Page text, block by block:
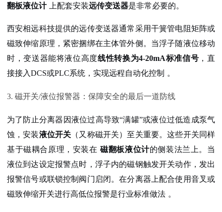
翻板液位计
上配套安装远传变送器是非常必要的。
西安相远科技提供的远传变送器通常采用干簧管电阻矩阵或
磁致伸缩原理，紧密捆绑在主体管外侧。当浮子随液位移动
时，变送器能将液位高度线性转换为4-20mA标准信号 ，直
接接入DCS或PLC系统，实现远程自动化控制
。
3. 磁开关/液位报警器：保障安全的最后一道防线
为了防止分离器因液位过高导致“满罐”或液位过低造成泵气
蚀，安装液位开关 （又称磁开关）至关重要。这些开关同样
基于磁耦合原理，安装在 磁翻板液位计的侧装法兰上。当
液位到达设定报警点时，浮子内的磁钢触发开关动作，发出
报警信号或联锁控制阀门启闭 。在分离器上配合使用音叉或
磁致伸缩开关进行高低位报警是行业标准做法 。